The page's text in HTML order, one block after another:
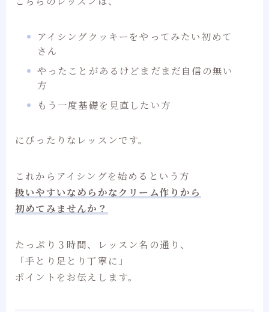
アイシングクッキーをやってみたい初めて
さん
やったことがあるけどまだまだ自信の無い
方
もう一度基礎を見直したい方
にぴったりなレッスンです。
これからアイシングを始めるという方
扱いやすいなめらかなクリーム作りから
初めてみませんか？
たっぷり３時間、レッスン名の通り、
「手とり足とり丁寧に」
ポイントをお伝えします。